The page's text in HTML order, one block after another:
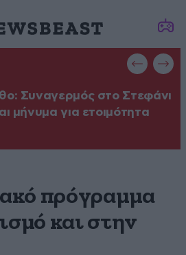
Συναγερμός στο Στεφάνι
μήνυμα για ετοιμότητα
πρόγραμμα
και στην